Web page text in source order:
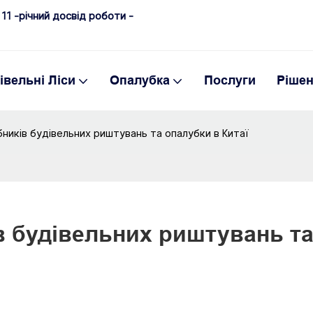
-річний досвід роботи -
Ліси Опалубка Послуги
будівельних риштувань та опалубки в Китаї
риштувань та